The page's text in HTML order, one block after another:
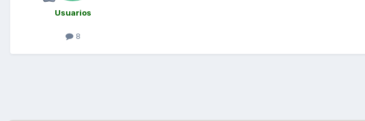
Usuarios
8